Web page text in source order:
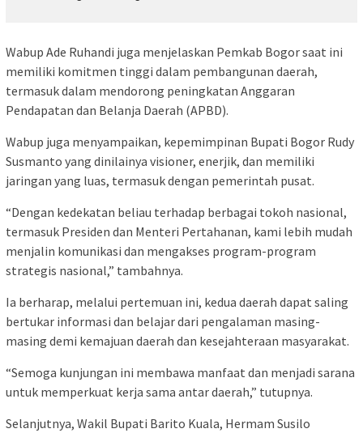
Wabup Ade Ruhandi juga menjelaskan Pemkab Bogor saat ini
memiliki komitmen tinggi dalam pembangunan daerah,
termasuk dalam mendorong peningkatan Anggaran
Pendapatan dan Belanja Daerah (APBD).
Wabup juga menyampaikan, kepemimpinan Bupati Bogor Rudy
Susmanto yang dinilainya visioner, enerjik, dan memiliki
jaringan yang luas, termasuk dengan pemerintah pusat.
“Dengan kedekatan beliau terhadap berbagai tokoh nasional,
termasuk Presiden dan Menteri Pertahanan, kami lebih mudah
menjalin komunikasi dan mengakses program-program
strategis nasional,” tambahnya.
Ia berharap, melalui pertemuan ini, kedua daerah dapat saling
bertukar informasi dan belajar dari pengalaman masing-
masing demi kemajuan daerah dan kesejahteraan masyarakat.
“Semoga kunjungan ini membawa manfaat dan menjadi sarana
untuk memperkuat kerja sama antar daerah,” tutupnya.
Selanjutnya, Wakil Bupati Barito Kuala, Hermam Susilo